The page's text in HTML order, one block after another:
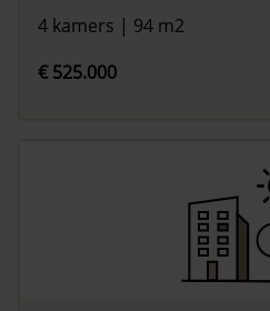
4 kamers | 94 m2
€ 525.000